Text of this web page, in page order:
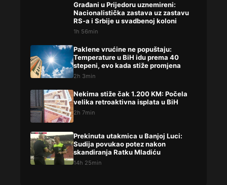
Građani u Prijedoru uznemireni:
Nacionalistička zastava uz zastavu
RS-a i Srbije u svadbenoj koloni
1h 56min
Paklene vrućine ne popuštaju:
Temperature u BiH idu prema 40
stepeni, evo kada stiže promjena
2h 3min
Nekima stiže čak 1.200 KM: Počela
velika retroaktivna isplata u BiH
2h 7min
Prekinuta utakmica u Banjoj Luci:
Sudija povukao potez nakon
skandiranja Ratku Mladiću
14h 25min